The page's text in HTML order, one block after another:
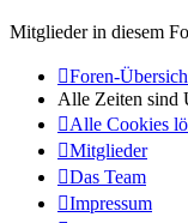
Mitglieder in diesem
Foren-
Alle Zeiten sind
Alle Cookies
Mitglieder
Das Team
Impressum